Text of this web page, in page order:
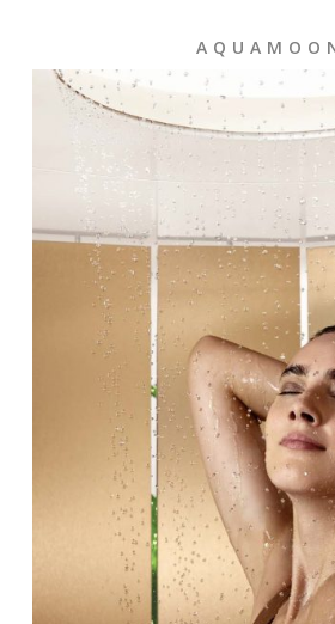
A Q U A M O O